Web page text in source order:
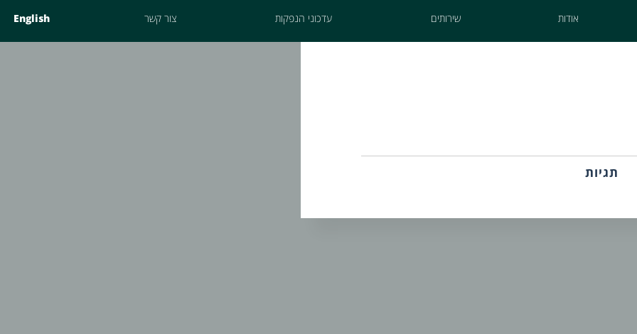
אודות שירותים עדכוני הנפקות צור קשר English
תגיות